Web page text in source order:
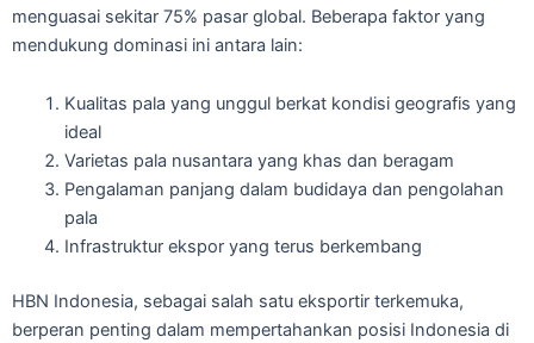
menguasai sekitar 75% pasar global. Beberapa faktor yang
mendukung dominasi ini antara lain:
Kualitas pala yang unggul berkat kondisi geografis yang
ideal
Varietas pala nusantara yang khas dan beragam
Pengalaman panjang dalam budidaya dan pengolahan
pala
Infrastruktur ekspor yang terus berkembang
HBN Indonesia, sebagai salah satu eksportir terkemuka,
berperan penting dalam mempertahankan posisi Indonesia di